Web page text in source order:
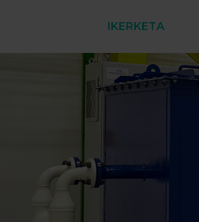
IKERKETA